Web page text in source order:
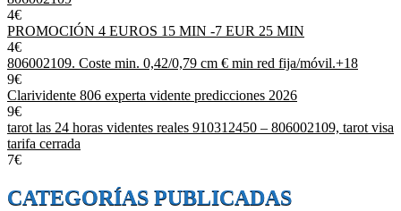
4€
PROMOCIÓN 4 EUROS 15 MIN -7 EUR 25 MIN
4€
806002109. Coste min. 0,42/0,79 cm € min red fija/móvil.+18
9€
Clarividente 806 experta vidente predicciones 2026
9€
tarot las 24 horas videntes reales 910312450 – 806002109, tarot visa
tarifa cerrada
7€
CATEGORÍAS PUBLICADAS